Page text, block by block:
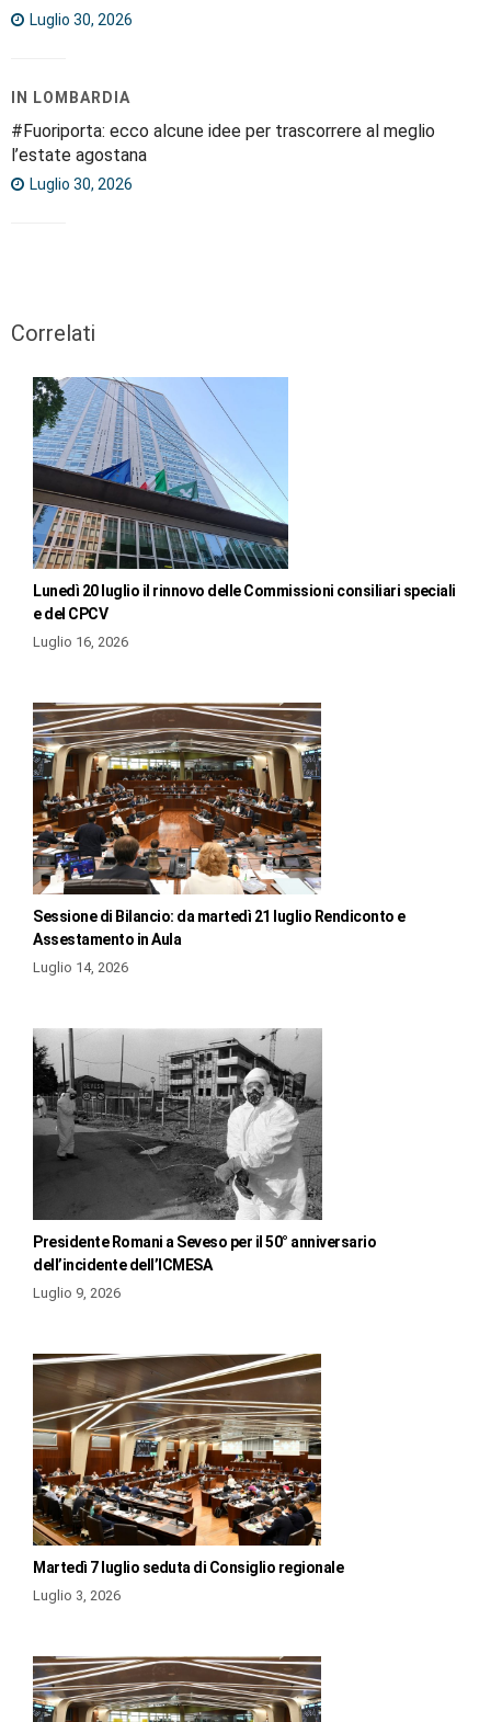
Luglio 30, 2026
IN LOMBARDIA
#Fuoriporta: ecco alcune idee per trascorrere al meglio
l’estate agostana
Luglio 30, 2026
Correlati
Lunedì 20 luglio il rinnovo delle Commissioni consiliari speciali
e del CPCV
Luglio 16, 2026
Sessione di Bilancio: da martedì 21 luglio Rendiconto e
Assestamento in Aula
Luglio 14, 2026
Presidente Romani a Seveso per il 50° anniversario
dell’incidente dell’ICMESA
Luglio 9, 2026
Martedì 7 luglio seduta di Consiglio regionale
Luglio 3, 2026